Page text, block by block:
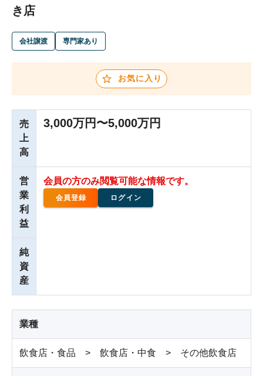
き店
会社譲渡 専門家あり
お気に入り
売
上
高
3,000万円〜5,000万円
営
業
利
益
会員の方のみ閲覧可能な情報です。
会員登録 ログイン
純
資
産
業種
飲食店・食品 > 飲食店・中食 > その他飲食店